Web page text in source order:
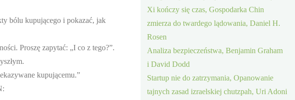
bólu kupującego i pokazać, jak
Proszę zapytać: „I co z tego?”.
kupującemu.”
Xi kończy się czas, Gospodarka Chin
zmierza do twardego lądowania, Daniel H.
Rosen
Analiza bezpieczeństwa, Benjamin Graham
i David Dodd
Startup nie do zatrzymania, Opanowanie
tajnych zasad izraelskiej chutzpah, Uri Adoni